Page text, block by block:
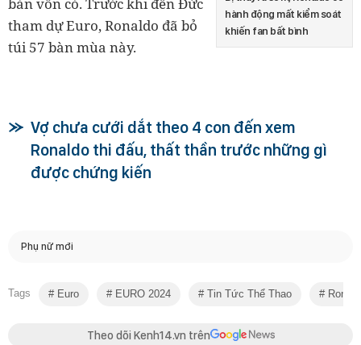
hành động mất kiểm soát
khiến fan bất bình
tham dự Euro, Ronaldo đã bỏ
túi 57 bàn mùa này.
Vợ chưa cưới dắt theo 4 con đến xem
Ronaldo thi đấu, thất thần trước những gì
được chứng kiến
Phụ nữ mới
Tags Euro EURO 2024 Tin Tức Thể Thao
Theo dõi Kenh14.vn trên